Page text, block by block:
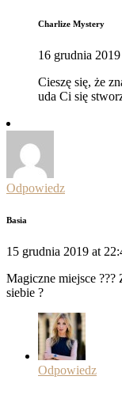
Charlize Mystery
16 grudnia
Cieszę się, że
uda Ci się
Odpowiedz
Basia
15 grudnia 2019 at
Magiczne miejsce ???
siebie ?
Odpowiedz